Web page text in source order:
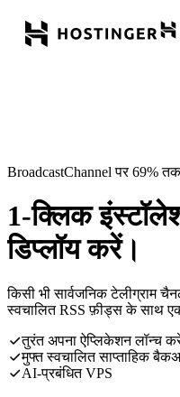
BroadcastChannel पर 69%
1-क्लिक
डिप्लॉय करें।
किसी भी सार्वजनिक टेलीग्राम
स्वचालित RSS फ़ीड्स के साथ
तुरंत अपना ऐप्लिकेशन लॉन्च
मुफ्त स्वचालित साप्ताहिक
AI-प्रबंधित VPS